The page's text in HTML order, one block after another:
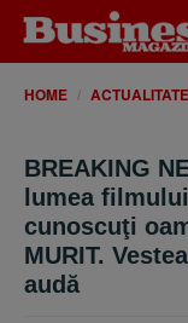
HOME ACTUALITATE
BREAKING
lumea
cunoscuţi
MURIT.
audă